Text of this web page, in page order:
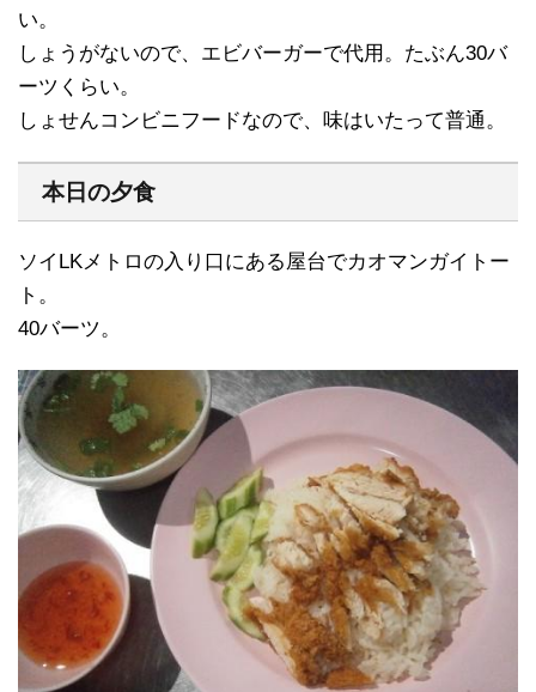
い。
しょうがないので、エビバーガーで代用。たぶん30バ
ーツくらい。
しょせんコンビニフードなので、味はいたって普通。
本日の夕食
ソイLKメトロの入り口にある屋台でカオマンガイトー
ト。
40バーツ。